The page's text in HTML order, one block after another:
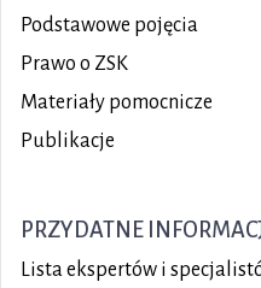
Podstawowe pojęcia
Prawo o ZSK
Materiały pomocnicze
Publikacje
PRZYDATNE
Lista ekspertów i